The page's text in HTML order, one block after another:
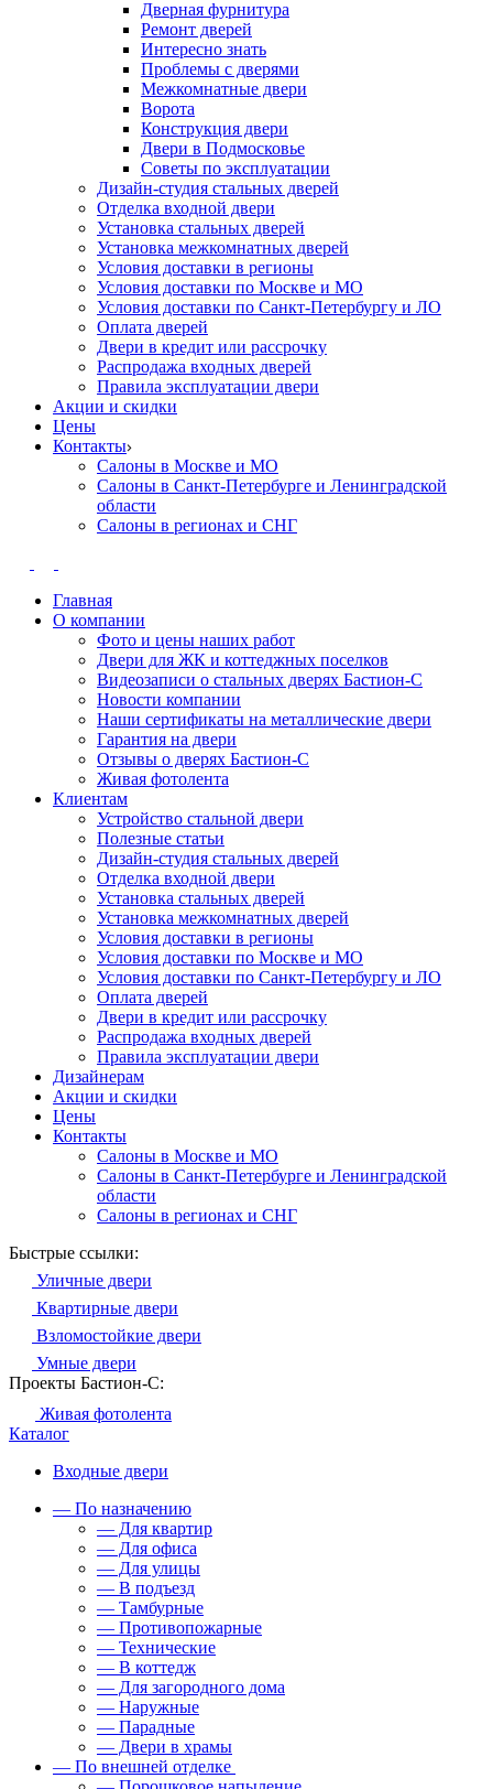
Дверная фурнитура
Ремонт дверей
Интересно знать
Проблемы с дверями
Межкомнатные двери
Ворота
Конструкция двери
Двери в Подмосковье
Cоветы по эксплуатации
Дизайн-студия стальных дверей
Отделка входной двери
Установка стальных дверей
Установка межкомнатных дверей
Условия доставки в регионы
Условия доставки по Москве и МО
Условия доставки по Санкт-Петербургу и ЛО
Оплата дверей
Двери в кредит или рассрочку
Распродажа входных дверей
Правила эксплуатации двери
Акции и скидки
Цены
Контакты
Салоны в Москве и МО
Салоны в Санкт-Петербурге и Ленинградской
области
Салоны в регионах и СНГ
Главная
О компании
Фото и цены наших работ
Двери для ЖК и коттеджных поселков
Видеозаписи о стальных дверях Бастион-С
Новости компании
Наши сертификаты на металлические двери
Гарантия на двери
Отзывы о дверях Бастион-С
Живая фотолента
Клиентам
Устройство стальной двери
Полезные статьи
Дизайн-студия стальных дверей
Отделка входной двери
Установка стальных дверей
Установка межкомнатных дверей
Условия доставки в регионы
Условия доставки по Москве и МО
Условия доставки по Санкт-Петербургу и ЛО
Оплата дверей
Двери в кредит или рассрочку
Распродажа входных дверей
Правила эксплуатации двери
Дизайнерам
Акции и скидки
Цены
Контакты
Салоны в Москве и МО
Салоны в Санкт-Петербурге и Ленинградской
области
Салоны в регионах и СНГ
Быстрые ссылки:
Уличные двери
Квартирные двери
Взломостойкие двери
Умные двери
Проекты Бастион-С:
Живая фотолента
Каталог
Входные двери
— По назначению
— Для квартир
— Для офиса
— Для улицы
— В подъезд
— Тамбурные
— Противопожарные
— Технические
— В коттедж
— Для загородного дома
— Наружные
— Парадные
— Двери в храмы
— По внешней отделке